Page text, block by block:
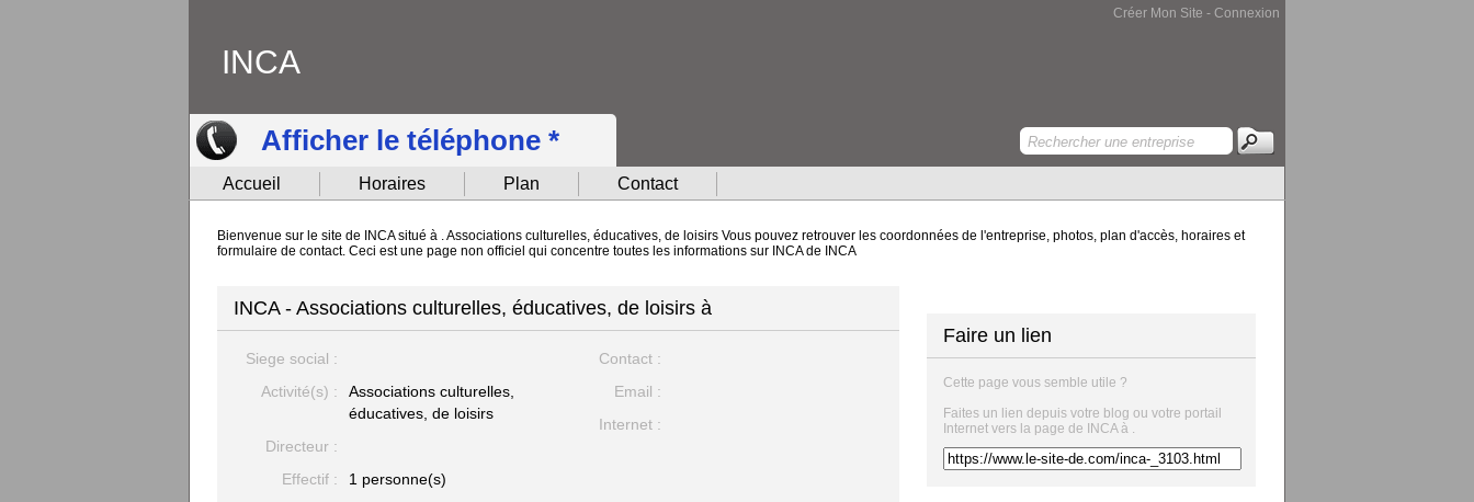
Créer Mon Site - Connexion
INCA
Afficher le téléphone *
Accueil Horaires Plan Contact
Bienvenue sur le site de INCA situé à . Associations culturelles, éducatives, de loisirs Vous pouvez retrouver les coordonnées de l'entreprise, photos, plan d'accès, horaires et
formulaire de contact. Ceci est une page non officiel qui concentre toutes les informations sur INCA de INCA
INCA - Associations culturelles, éducatives, de loisirs à
Siege social :
Activité(s) :
Associations culturelles,
éducatives, de loisirs
Directeur :
Effectif :
1 personne(s)
Contact :
Email :
Internet :
Faire un lien
Cette page vous semble utile ?
Faites un lien depuis votre blog ou votre portail
Internet vers la page de INCA à .